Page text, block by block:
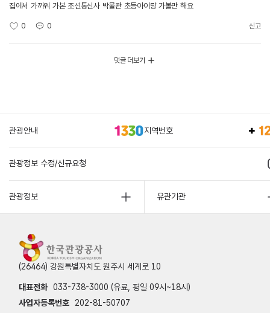
집에서 가까워 가본 조선통신사 박물관 초등아이랑 가볼만 해요
0 0 신고
댓글 더보기
관광안내 지역번호
관광정보 수정/신규요청
관광정보 유관기관
(26464) 강원특별자치도 원주시 세계로 10
대표전화 033-738-3000 (유료, 평일 09시~18시)
사업자등록번호
202-81-50707